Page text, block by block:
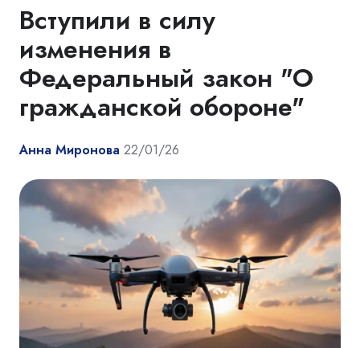
Вступили в силу
изменения в
Федеральный закон "О
гражданской обороне"
Анна Миронова 22/01/26